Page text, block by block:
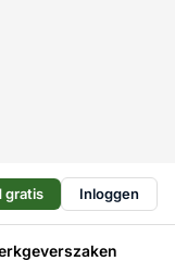
gratis Inloggen